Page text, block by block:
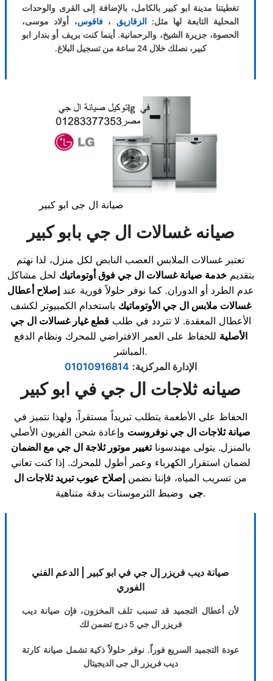
تغطيتنا مدينة ابو كبير بالكامل، بالإضافة إلى القرى والوحدات
المحلية التابعة لها مثل:
الزقازيق ،فاقوس، أولاد موسى،
الحصوة، جزيرة الشيخ، والرحمانية. أينما كنت بريف أو بندار ابو
كبير، نصلك خلال 24 ساعة من تسجيل البلاغ.
صيانة ال جى ابو كبير
صيانه غسالات ال جي بابو كبير
تعتبر غسالات الملابس العصب النابض لكل منزل، لذا نهتم
بتقديمخدمة صيانة غسالات ال جي فوق أوتوماتيك لحل مشاكل
عدم الطرد أو الدوران. كما نوفر حلولاً فورية عندإصلاح أعطال
غسالات ملابس ال جي الأوتوماتيك باستخدام الكمبيوتر لكشف
الأعطال المعقدة. لا تتردد في طلبقطع غيار غسالات ال جي
الأصلية للحفاظ على العمر الافتراضي للمحرك ونظام الدفع
المباشر.
الإدارة المركزية:
01010916814
صيانه ثلاجات ال جي في ابو كبير
الحفاظ على الأطعمة يتطلب تبريداً مستقراً، ولهذا نتميز في
صيانة ثلاجات ال جي نوفروست وإعادة شحن الفريون الأصلي
بالمنزل. يتولى مهندسوناتغيير موتور ثلاجة ال جي مع الضمان
لضمان استقرار الكهرباء وعمر أطول للمحرك. إذا كنت تعاني
من تسريب المياه، فإننا نضمن إصلاح عيوب تبريد ثلاجات ال
جىوضبط الثرموستات بدقة متناهية.
صيانة ديب فريزر إل جي في ابو كبير | الدعم الفني
الفوري
لأن أعطال التجميد قد تسبب تلف المخزون، فإن صيانة ديب
فريزر ال جي 5 درج تضمن لك
عودة التجميد السريع فوراً. نوفر حلولاً ذكية تشمل صيانة كارتة
ديب فريزر ال جى الديجيتال